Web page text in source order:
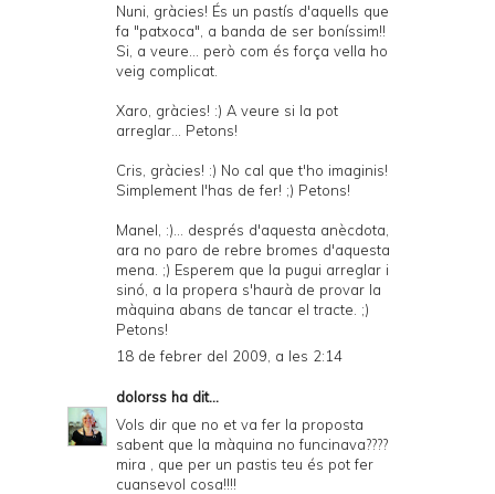
Nuni, gràcies! És un pastís d'aquells que
fa "patxoca", a banda de ser boníssim!!
Si, a veure... però com és força vella ho
veig complicat.
Xaro, gràcies! :) A veure si la pot
arreglar... Petons!
Cris, gràcies! :) No cal que t'ho imaginis!
Simplement l'has de fer! ;) Petons!
Manel, :)... després d'aquesta anècdota,
ara no paro de rebre bromes d'aquesta
mena. ;) Esperem que la pugui arreglar i
sinó, a la propera s'haurà de provar la
màquina abans de tancar el tracte. ;)
Petons!
18 de febrer del 2009, a les 2:14
dolorss ha dit...
Vols dir que no et va fer la proposta
sabent que la màquina no funcinava????
mira , que per un pastis teu és pot fer
cuansevol cosa!!!!